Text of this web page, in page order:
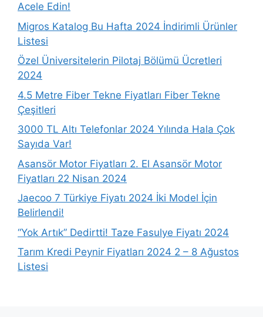
Acele Edin!
Migros Katalog Bu Hafta 2024 İndirimli Ürünler
Listesi
Özel Üniversitelerin Pilotaj Bölümü Ücretleri
2024
4.5 Metre Fiber Tekne Fiyatları Fiber Tekne
Çeşitleri
3000 TL Altı Telefonlar 2024 Yılında Hala Çok
Sayıda Var!
Asansör Motor Fiyatları 2. El Asansör Motor
Fiyatları 22 Nisan 2024
Jaecoo 7 Türkiye Fiyatı 2024 İki Model İçin
Belirlendi!
“Yok Artık” Dedirtti! Taze Fasulye Fiyatı 2024
Tarım Kredi Peynir Fiyatları 2024 2 – 8 Ağustos
Listesi